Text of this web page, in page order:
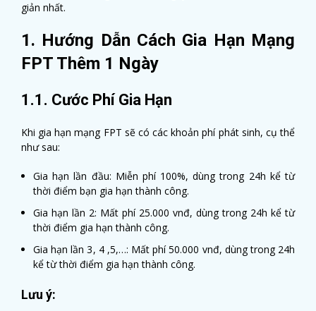
giản nhất.
1. Hướng Dẫn Cách Gia Hạn Mạng
FPT Thêm 1 Ngày
1.1. Cước Phí Gia Hạn
Khi gia hạn mạng FPT sẽ có các khoản phí phát sinh, cụ thể
như sau:
Gia hạn lần đầu: Miễn phí 100%, dùng trong 24h kể từ
thời điểm bạn gia hạn thành công.
Gia hạn lần 2: Mất phí 25.000 vnđ, dùng trong 24h kể từ
thời điểm gia hạn thành công.
Gia hạn lần 3, 4 ,5,…: Mất phí 50.000 vnđ, dùng trong 24h
kể từ thời điểm gia hạn thành công.
Lưu ý: